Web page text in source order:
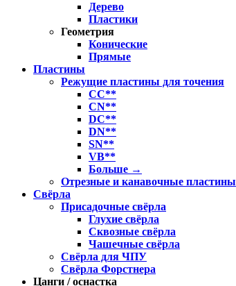
Дерево
Пластики
Геометрия
Конические
Прямые
Пластины
Режущие пластины для точения
CC**
CN**
DC**
DN**
SN**
VB**
Больше →
Отрезные и канавочные пластины
Свёрла
Присадочные свёрла
Глухие свёрла
Сквозные свёрла
Чашечные свёрла
Свёрла для ЧПУ
Свёрла Форстнера
Цанги / оснастка